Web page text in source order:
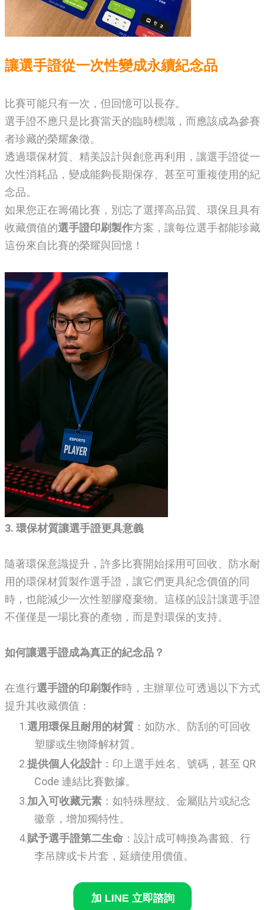
讓選手證從一次性變成永續紀念品
比賽可能只有一次，但回憶可以長存。
選手證不應只是比賽當天的臨時標識，而應該成為參賽
者珍藏的榮耀象徵。
透過環保材質、精美設計與創意再利用，讓選手證從一
次性消耗品，變成能夠長期保存、甚至可重複使用的紀
念品。
如果您正在籌備比賽，別忘了選擇高品質、環保且具有
收藏價值的選手證印刷製作方案，讓每位選手都能珍藏
這份來自比賽的榮耀與回憶！
3. 環保材質讓選手證更具意義
隨著環保意識提升，許多比賽開始採用可回收、防水耐
用的環保材質製作選手證，讓它們更具紀念價值的同
時，也能減少一次性塑膠廢棄物。這樣的設計讓選手證
不僅僅是一場比賽的產物，而是對環保的支持。
如何讓選手證成為真正的紀念品？
在進行選手證的印刷製作時，主辦單位可透過以下方式
提升其收藏價值：
選用環保且耐用的材質 ：如防水、防刮的可回收
塑膠或生物降解材質。
提供個人化設計：印上選手姓名、號碼，甚至 QR
Code 連結比賽數據。
加入可收藏元素 ：如特殊壓紋、金屬貼片或紀念
徽章，增加獨特性。
賦予選手證第二生命 ：設計成可轉換為書籤、行
李吊牌或卡片套，延續使用價值。
加 LINE 立即諮詢